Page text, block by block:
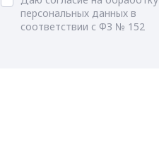
персональных данных в
соответствии с ФЗ № 152